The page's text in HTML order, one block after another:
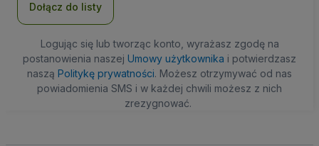
Dołącz do listy
Logując się lub tworząc konto, wyrażasz zgodę na
postanowienia naszej Umowy użytkownika i potwierdzasz
naszą Politykę prywatności. Możesz otrzymywać od nas
powiadomienia SMS i w każdej chwili możesz z nich
zrezygnować.